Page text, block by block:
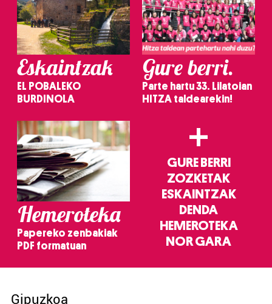
Eskaintzak
EL POBALEKO
BURDINOLA
Gure berri.
Parte hartu 33. Lilatoian
HITZA taldearekin!
Hemeroteka
Papereko zenbakiak
PDF formatuan
+
GURE BERRI
ZOZKETAK
ESKAINTZAK
DENDA
HEMEROTEKA
NOR GARA
Gipuzkoa